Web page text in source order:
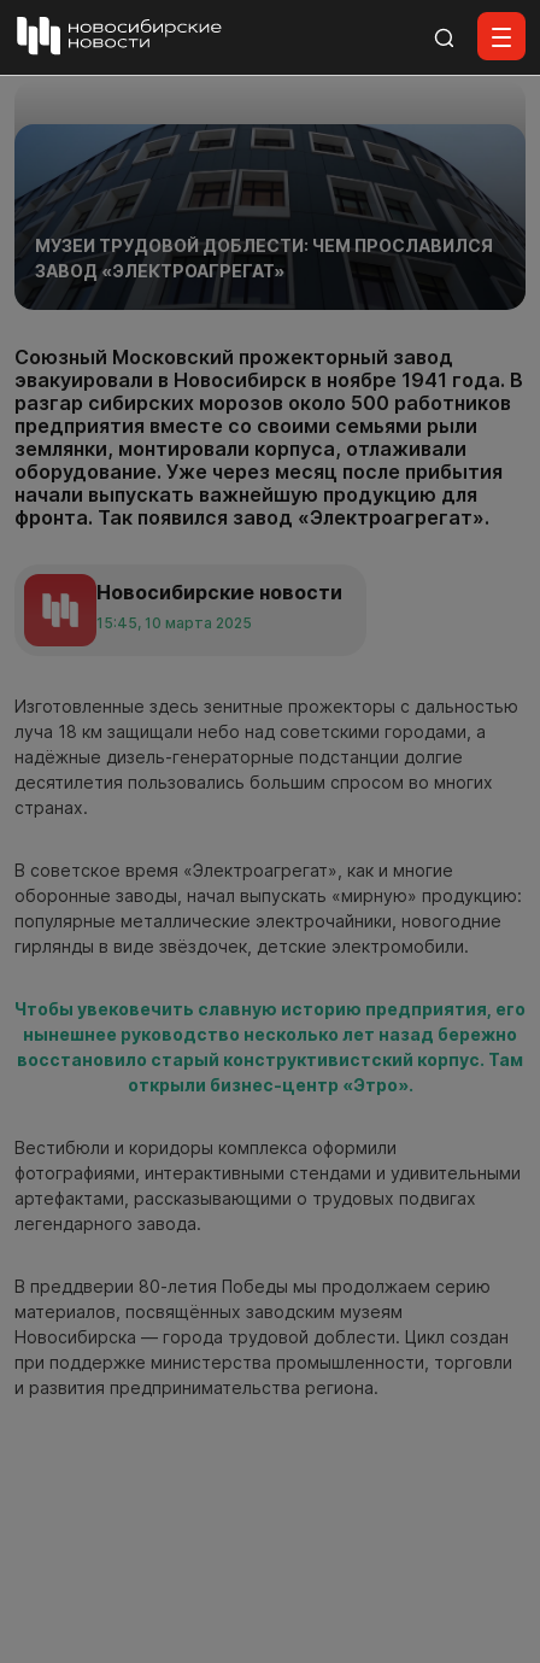
МУЗЕИ ТРУДОВОЙ ДОБЛЕСТИ: ЧЕМ ПРОСЛАВИЛСЯ
ЗАВОД «ЭЛЕКТРОАГРЕГАТ»
Союзный Московский прожекторный завод
эвакуировали в Новосибирск в ноябре 1941 года. В
разгар сибирских морозов около 500 работников
предприятия вместе со своими семьями рыли
землянки, монтировали корпуса, отлаживали
оборудование. Уже через месяц после прибытия
начали выпускать важнейшую продукцию для
фронта. Так появился завод «Электроагрегат».
Новосибирские новости
15:45, 10 марта 2025
Изготовленные здесь зенитные прожекторы c дальностью
луча 18 км защищали небо над советскими городами, а
надёжные дизель-генераторные подстанции долгие
десятилетия пользовались большим спросом во многих
странах.
В советское время «Электроагрегат», как и многие
оборонные заводы, начал выпускать «мирную» продукцию:
популярные металлические электрочайники, новогодние
гирлянды в виде звёздочек, детские электромобили.
Чтобы увековечить славную историю предприятия, его
нынешнее руководство несколько лет назад бережно
восстановило старый конструктивистский корпус. Там
открыли бизнес-центр «Этро».
Вестибюли и коридоры комплекса оформили
фотографиями, интерактивными стендами и удивительными
артефактами, рассказывающими о трудовых подвигах
легендарного завода.
В преддверии 80-летия Победы мы продолжаем серию
материалов, посвящённых заводским музеям
Новосибирска — города трудовой доблести. Цикл создан
при поддержке министерства промышленности, торговли
и развития предпринимательства региона.